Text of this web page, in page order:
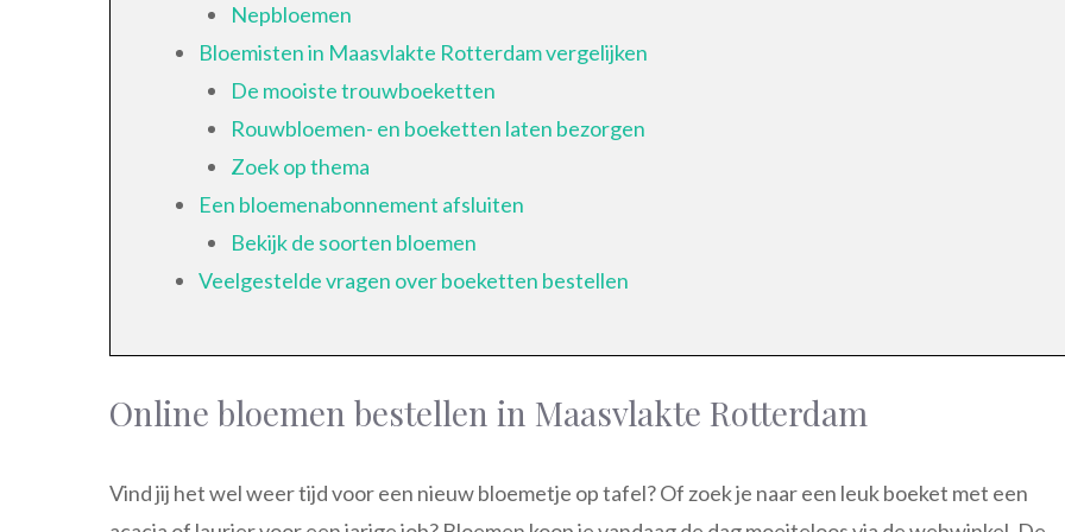
Nepbloemen
Bloemisten in Maasvlakte Rotterdam vergelijken
De mooiste trouwboeketten
Rouwbloemen- en boeketten laten bezorgen
Zoek op thema
Een bloemenabonnement afsluiten
Bekijk de soorten bloemen
Veelgestelde vragen over boeketten bestellen
Online bloemen bestellen in Maasvlakte Rotterdam
Vind jij het wel weer tijd voor een nieuw bloemetje op tafel? Of zoek je naar een leuk boeket met een